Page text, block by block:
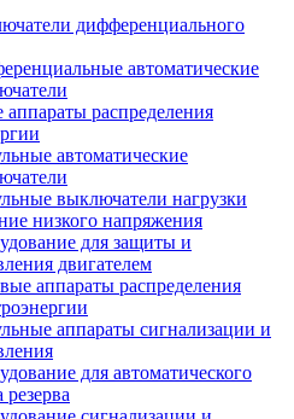
дифференциального
автоматические
распределения
автоматические
выключатели нагрузки
низкого напряжения
для защиты и
двигателем
аппараты распределения
аппараты сигнализации и
для автоматического
резерва